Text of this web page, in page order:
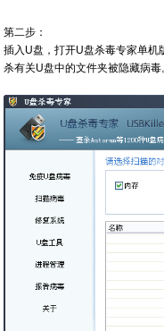
第二步：
插入U盘，打开U盘杀毒专家单机
杀有关U盘中的文件夹被隐藏病毒